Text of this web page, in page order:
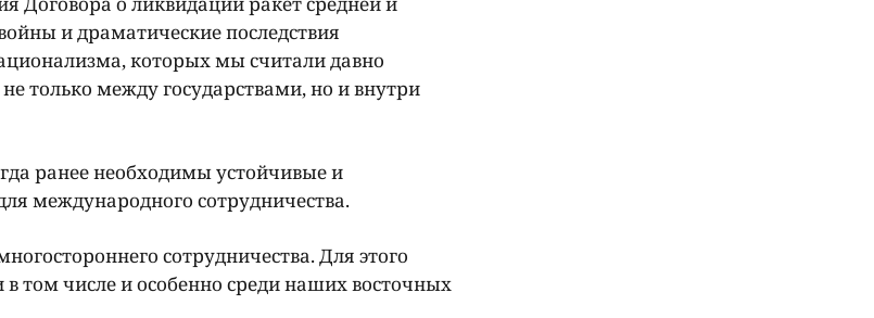
и драматические последствия
которых мы считали давно
только между государствами, но и внутри
ранее необходимы устойчивые и
международного сотрудничества.
сотрудничества. Для этого
том числе и особенно среди наших восточных